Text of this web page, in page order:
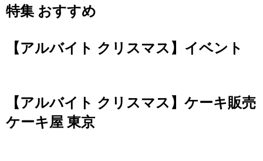
特集 おすすめ
【アルバイト クリスマス】イベント
【アルバイト クリスマス】ケーキ販売
ケーキ屋 東京